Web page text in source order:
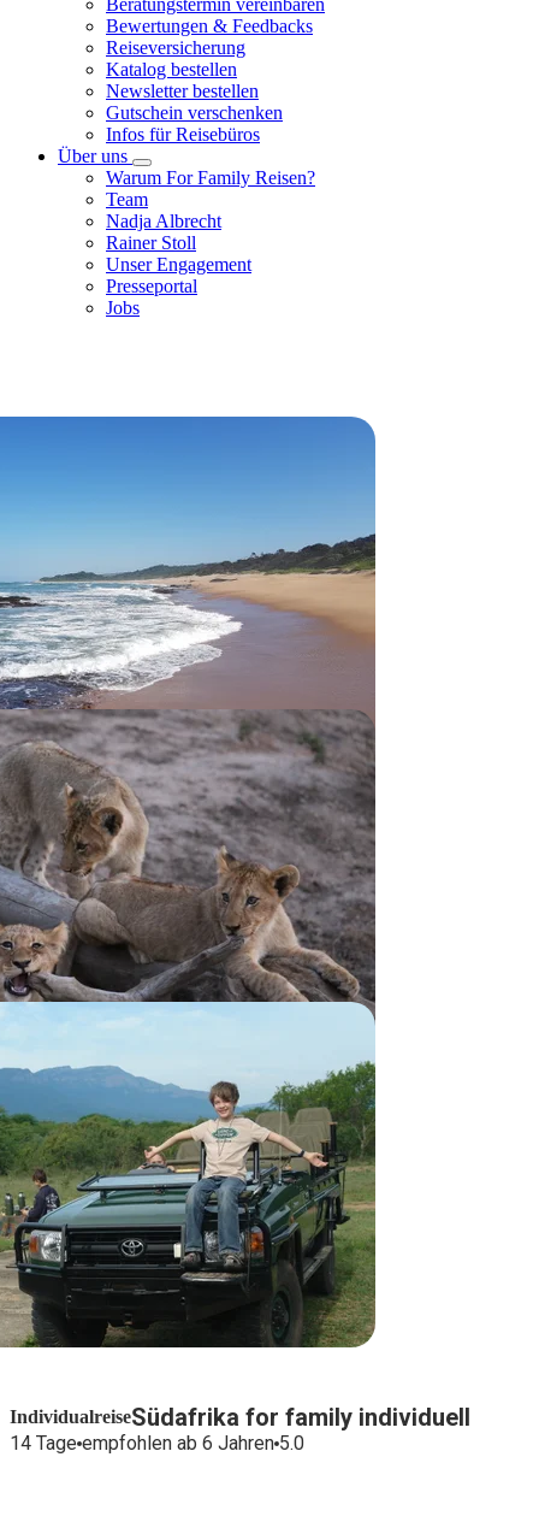
Beratungstermin vereinbaren
Bewertungen & Feedbacks
Reiseversicherung
Katalog bestellen
Newsletter bestellen
Gutschein verschenken
Infos für Reisebüros
Über uns
Warum For Family Reisen?
Team
Nadja Albrecht
Rainer Stoll
Unser Engagement
Presseportal
Jobs
IndividualreiseSüdafrika for family individuell
14 Tage empfohlen ab 6 Jahren 5.0